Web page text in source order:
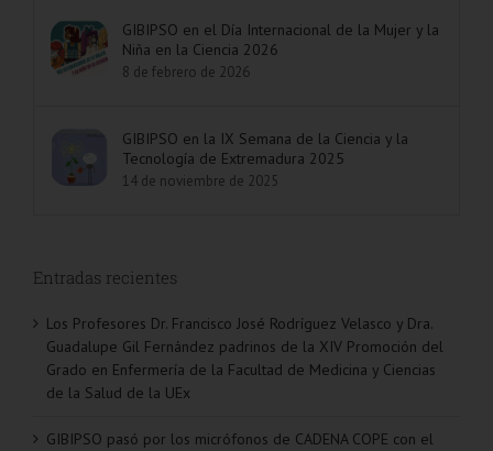
GIBIPSO en el Día Internacional de la Mujer y la
Niña en la Ciencia 2026
8 de febrero de 2026
GIBIPSO en la IX Semana de la Ciencia y la
Tecnología de Extremadura 2025
14 de noviembre de 2025
Entradas recientes
Los Profesores Dr. Francisco José Rodríguez Velasco y Dra.
Guadalupe Gil Fernández padrinos de la XIV Promoción del
Grado en Enfermería de la Facultad de Medicina y Ciencias
de la Salud de la UEx
GIBIPSO pasó por los micrófonos de CADENA COPE con el